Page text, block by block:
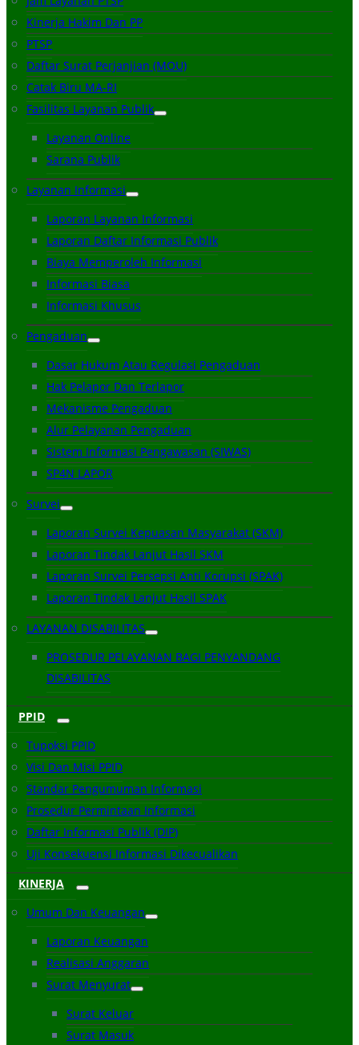
Kinerja Hakim Dan PP
PTSP
Daftar Surat Perjanjian (MOU)
Catak Biru MA-RI
Fasilitas Layanan Publik
Layanan Online
Sarana Publik
Layanan Informasi
Laporan Layanan Informasi
Laporan Daftar Informasi Publik
Biaya Memperoleh Informasi
Informasi Biasa
Informasi Khusus
Pengaduan
Dasar Hukum Atau Regulasi Pengaduan
Hak Pelapor Dan Terlapor
Mekanisme Pengaduan
Alur Pelayanan Pengaduan
Sistem Informasi Pengawasan (SIWAS)
SP4N LAPOR
Survei
Laporan Survei Kepuasan Masyarakat (SKM)
Laporan Tindak Lanjut Hasil SKM
Laporan Survei Persepsi Anti Korupsi (SPAK)
Laporan Tindak Lanjut Hasil SPAK
LAYANAN DISABILITAS
PROSEDUR PELAYANAN BAGI PENYANDANG
DISABILITAS
PPID
Tupoksi PPID
Visi Dan Misi PPID
Standar Pengumuman Informasi
Prosedur Permintaan Informasi
Daftar Informasi Publik (DIP)
Uji Konsekuensi Informasi Dikecualikan
KINERJA
Umum Dan Keuangan
Laporan Keuangan
Realisasi Anggaran
Surat Menyurat
Surat Keluar
Surat Masuk